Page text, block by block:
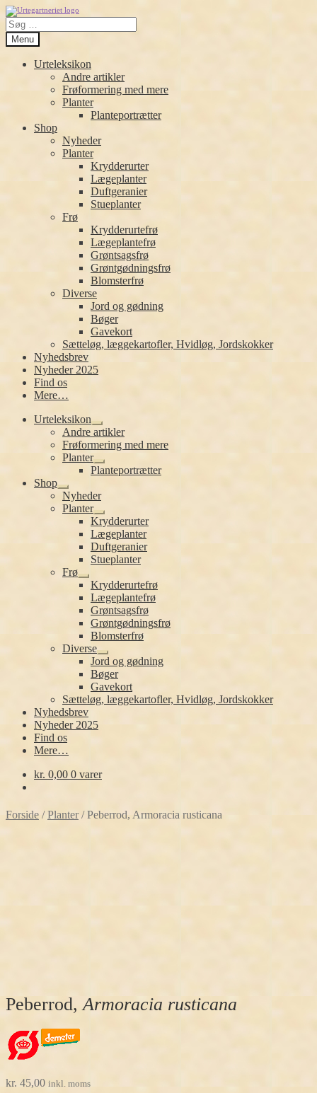
Spring
til
navigation
Spring
til
indhold
Søg
efter:
Menu
Urteleksikon
Andre artikler
Frøformering med mere
Planter
Planteportrætter
Shop
Nyheder
Planter
Krydderurter
Lægeplanter
Duftgeranier
Stueplanter
Frø
Krydderurtefrø
Lægeplantefrø
Grøntsagsfrø
Grøntgødningsfrø
Blomsterfrø
Diverse
Jord og gødning
Bøger
Gavekort
Sætteløg, læggekartofler, Hvidløg, Jordskokker
Nyhedsbrev
Nyheder 2025
Find os
Mere…
Urteleksikon
Udfold
undermenu
Andre artikler
Frøformering med mere
Planter
Udfold
undermenu
Planteportrætter
Shop
Udfold
undermenu
Nyheder
Planter
Udfold
undermenu
Krydderurter
Lægeplanter
Duftgeranier
Stueplanter
Frø
Udfold
undermenu
Krydderurtefrø
Lægeplantefrø
Grøntsagsfrø
Grøntgødningsfrø
Blomsterfrø
Diverse
Udfold
undermenu
Jord og gødning
Bøger
Gavekort
Sætteløg, læggekartofler, Hvidløg, Jordskokker
Nyhedsbrev
Nyheder 2025
Find os
Mere…
kr. 0,00 0 varer
Forside /Planter/Peberrod, Armoracia rusticana
Peberrod,Armoracia rusticana
kr. 45,00 inkl. moms